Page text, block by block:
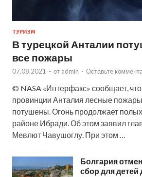
ТУРИЗМ
В турецкой Анталии
все пожары
07.08.2021 - от admin - Оставьте
© NASA «Интерфакс» сообщает, что
провинции Анталия лесные пожары
потушены. Огонь продолжает
районе Ибради. Об этом заявил
Мевлют Чавушоглу. При этом …
Болгария
сбор для детей